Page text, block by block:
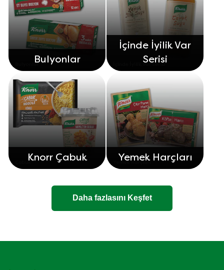
Bulyonlar
İçinde İyilik Var
Serisi
Knorr Çabuk Yemek Harçları
Daha fazlasını Keşfet